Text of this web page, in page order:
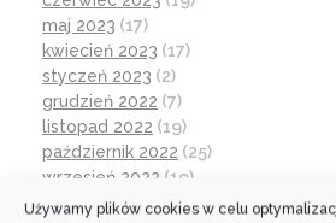
Używamy plików cookies w celu
maj 2023 (17)
kwiecień 2023 (17)
styczeń 2023 (2)
grudzień 2022 (7)
listopad 2022 (19)
październik 2022 (25)
wrzesień 2022 (19)
lipiec 2022(2)